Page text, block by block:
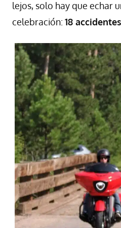
lejos, solo hay que echar
celebración: 18